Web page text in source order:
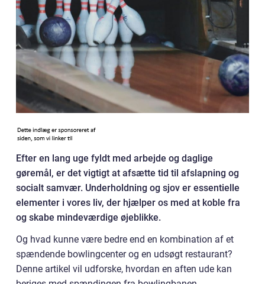
Efter en lang uge fyldt med arbejde og daglige
gøremål, er det vigtigt at afsætte tid til afslapning og
socialt samvær. Underholdning og sjov er essentielle
elementer i vores liv, der hjælper os med at koble fra
og skabe mindeværdige øjeblikke.
Og hvad kunne være bedre end en kombination af et
spændende bowlingcenter og en udsøgt restaurant?
Denne artikel vil udforske, hvordan en aften ude kan